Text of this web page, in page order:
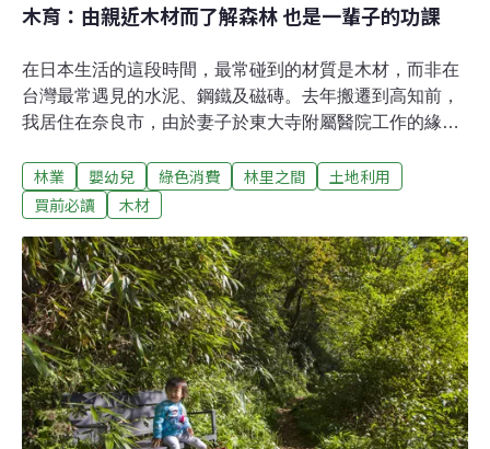
木育：由親近木材而了解森林 也是一輩子的功課
在日本生活的這段時間，最常碰到的材質是木材，而非在
台灣最常遇見的水泥、鋼鐵及磁磚。去年搬遷到高知前，
我居住在奈良市，由於妻子於東大寺附屬醫院工作的緣
後，孩子先後換了兩個保育園[1] ，第一個保育園就是木造
建築，室內木頭特有的香味，溫暖的材質及色調，以及塌
在住的房子，則是大正時期所建的木造房，至今已超過百
年歷史。在日本生活的種種，皆是被木材環繞。因應快速
消費世代，興起對木育的重視2004年9月，由北海道發起
的「木育Project」[2]，第一次定義木育為「接觸、學習並
與木共生」。自歷史記載以來[3] ，日本就有使用木材的紀
錄，而隨著時代的演進，多樣性的材質逐漸佔據現代人的
生活，舉凡鋼鐵、水泥、塑膠、石油等，逐漸成為人們的
首選，人與自然、自然與產品的關係逐漸稀薄，而木材
林業 嬰幼兒 綠色消費 林里之間
土地利用
買前必讀
木材